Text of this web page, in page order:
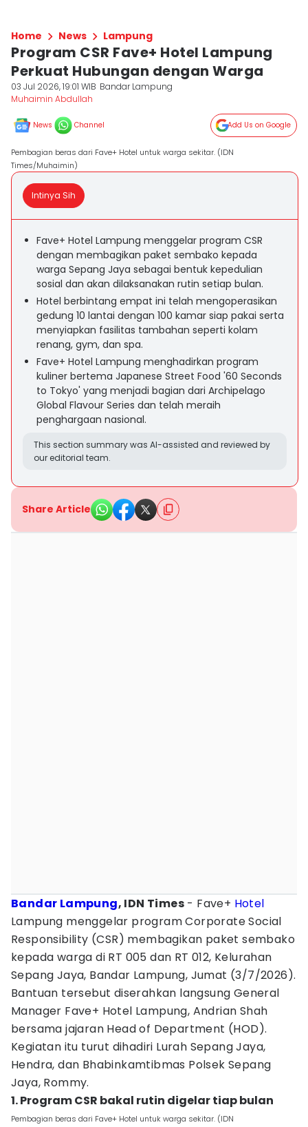
Home News Lampung
Program CSR Fave+ Hotel Lampung
Perkuat Hubungan dengan Warga
03 Jul 2026, 19:01 WIB Bandar Lampung
Muhaimin Abdullah
News Channel Add Us on Google
Pembagian beras dari Fave+ Hotel untuk warga sekitar. (IDN
Times/Muhaimin)
Intinya Sih
Fave+ Hotel Lampung menggelar program CSR
dengan membagikan paket sembako kepada
warga Sepang Jaya sebagai bentuk kepedulian
sosial dan akan dilaksanakan rutin setiap bulan.
Hotel berbintang empat ini telah mengoperasikan
gedung 10 lantai dengan 100 kamar siap pakai serta
menyiapkan fasilitas tambahan seperti kolam
renang, gym, dan spa.
Fave+ Hotel Lampung menghadirkan program
kuliner bertema Japanese Street Food '60 Seconds
to Tokyo' yang menjadi bagian dari Archipelago
Global Flavour Series dan telah meraih
penghargaan nasional.
This section summary was AI-assisted and reviewed by
our editorial team.
Share Article
Bandar Lampung, IDN Times - Fave+ Hotel
Lampung menggelar program Corporate Social
Responsibility (CSR) membagikan paket sembako
kepada warga di RT 005 dan RT 012, Kelurahan
Sepang Jaya, Bandar Lampung, Jumat (3/7/2026).
Bantuan tersebut diserahkan langsung General
Manager Fave+ Hotel Lampung, Andrian Shah
bersama jajaran Head of Department (HOD).
Kegiatan itu turut dihadiri Lurah Sepang Jaya,
Hendra, dan Bhabinkamtibmas Polsek Sepang
Jaya, Rommy.
1. Program CSR bakal rutin digelar tiap bulan
Pembagian beras dari Fave+ Hotel untuk warga sekitar. (IDN